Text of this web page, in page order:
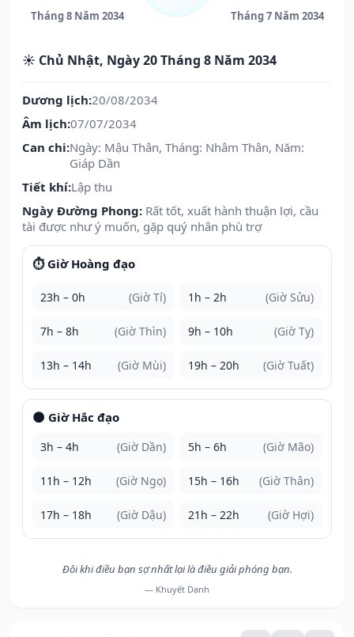
Tháng 8 Năm 2034 Tháng 7 Năm 2034
☀️ Chủ Nhật, Ngày 20 Tháng 8 Năm 2034
Dương lịch:20/08/2034
Âm lịch:07/07/2034
Can chi:Ngày: Mậu Thân, Tháng: Nhâm Thân, Năm:
Giáp Dần
Tiết khí:Lập thu
Ngày Đường Phong: Rất tốt, xuất hành thuận lợi, cầu
tài được như ý muốn, gặp quý nhân phù trợ
⏱️ Giờ Hoàng đạo
23h – 0h (Giờ Tí) 1h – 2h (Giờ Sửu)
7h – 8h (Giờ Thìn) 9h – 10h (Giờ Tỵ)
13h – 14h (Giờ Mùi) 19h – 20h (Giờ Tuất)
🌑 Giờ Hắc đạo
3h – 4h (Giờ Dần) 5h – 6h (Giờ Mão)
11h – 12h (Giờ Ngọ) 15h – 16h (Giờ Thân)
17h – 18h (Giờ Dậu) 21h – 22h (Giờ Hợi)
Đôi khi điều bạn sợ nhất lại là điều giải phóng bạn.
— Khuyết Danh